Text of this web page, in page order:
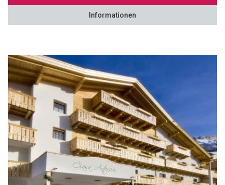
Informationen